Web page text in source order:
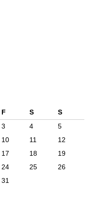
F S
S
3 4
5
10 11
12
17 18
19
24 25
26
31